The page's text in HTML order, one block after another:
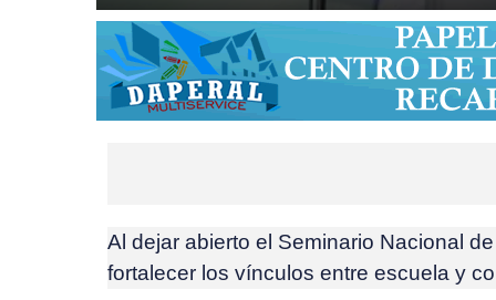
Al dejar abierto el Seminario Nacional
fortalecer los vínculos entre escuela y